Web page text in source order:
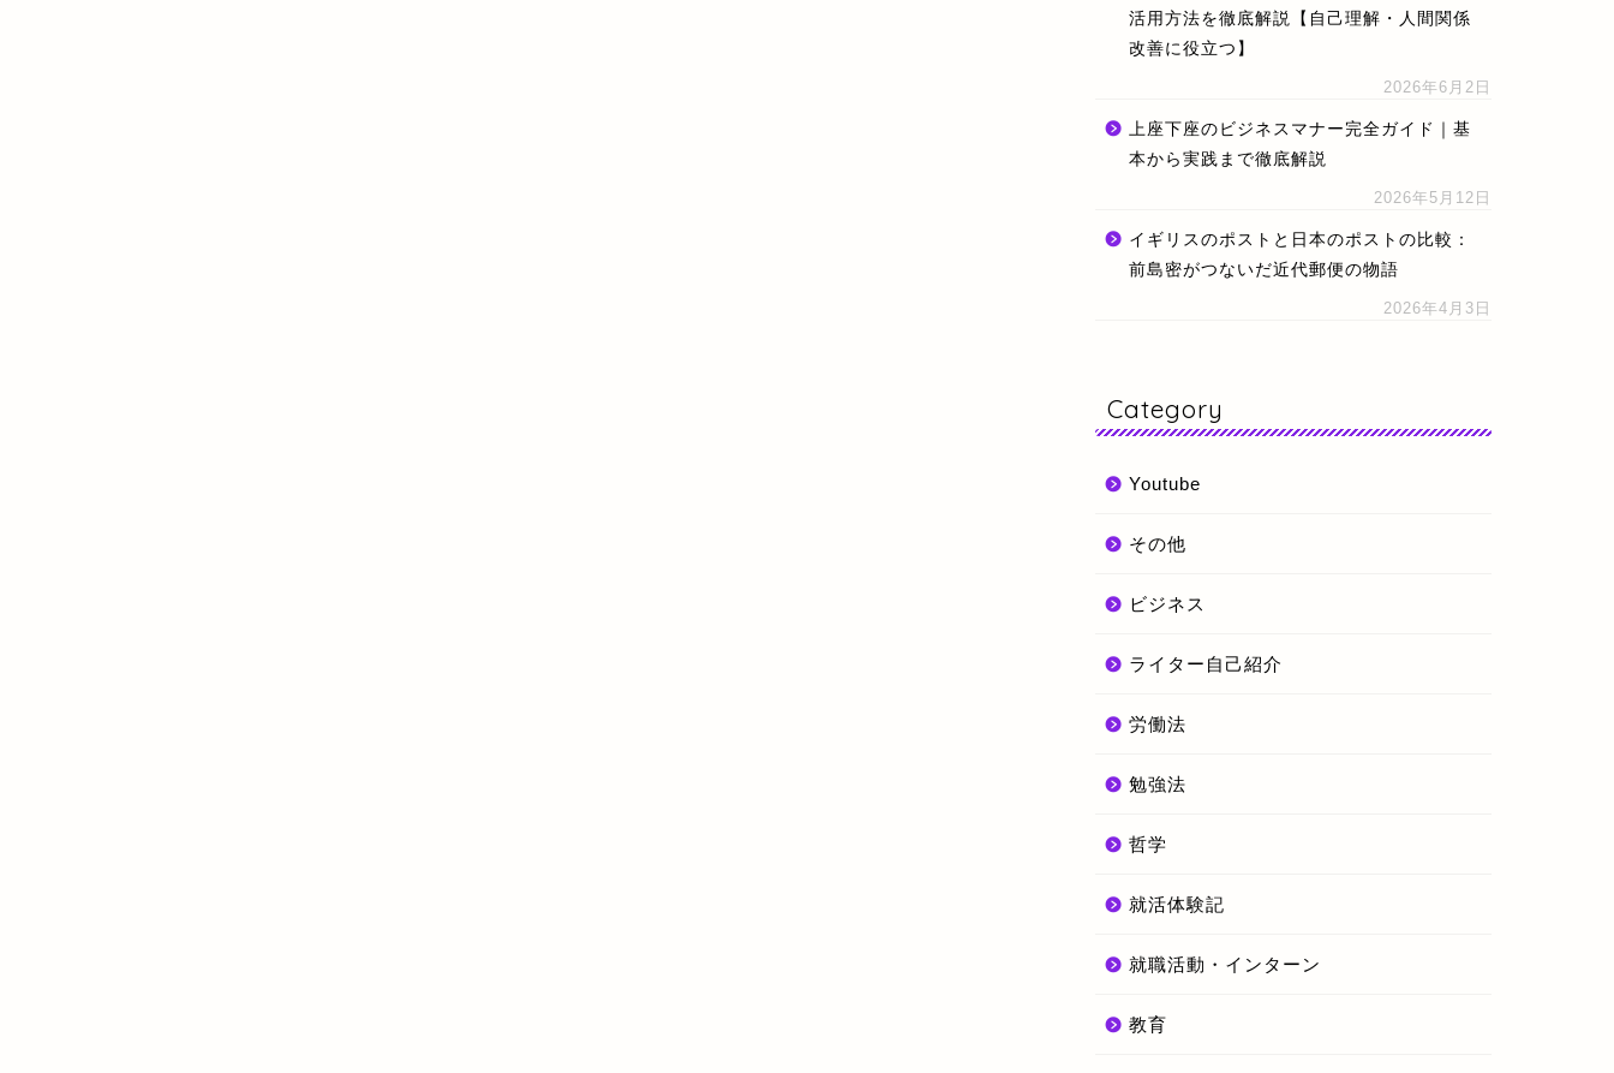
活用方法を徹底解説【自己理解・人間関係
改善に役立つ】
2026年6月2日
上座下座のビジネスマナー完全ガイド｜基
本から実践まで徹底解説
2026年5月12日
イギリスのポストと日本のポストの比較：
前島密がつないだ近代郵便の物語
2026年4月3日
Category
Youtube
その他
ビジネス
ライター自己紹介
労働法
勉強法
哲学
就活体験記
就職活動・インターン
教育